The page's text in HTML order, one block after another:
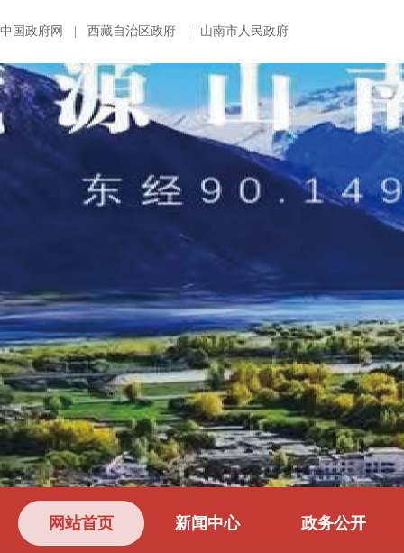
中国政府网 西藏自治区政府 山南市人民政府
网站首页 新闻中心 政务公开